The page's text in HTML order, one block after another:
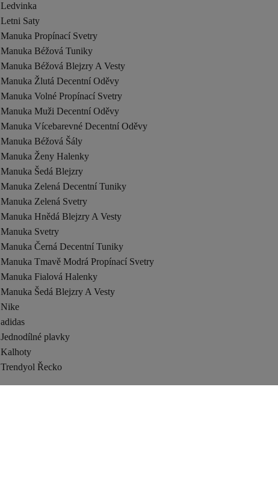
Ledvinka
Letni Saty
Manuka Propínací Svetry
Manuka Béžová Tuniky
Manuka Béžová Blejzry A Vesty
Manuka Žlutá Decentní Oděvy
Manuka Volné Propínací Svetry
Manuka Muži Decentní Oděvy
Manuka Vícebarevné Decentní Oděvy
Manuka Béžová Šály
Manuka Ženy Halenky
Manuka Šedá Blejzry
Manuka Zelená Decentní Tuniky
Manuka Zelená Svetry
Manuka Hnědá Blejzry A Vesty
Manuka Svetry
Manuka Černá Decentní Tuniky
Manuka Tmavě Modrá Propínací Svetry
Manuka Fialová Halenky
Manuka Šedá Blejzry A Vesty
Nike
adidas
Jednodílné plavky
Kalhoty
Trendyol Řecko